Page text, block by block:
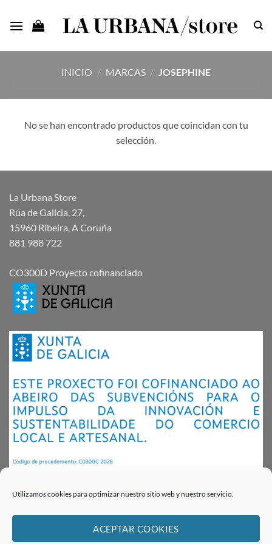
Utilizamos cookies para optimizar nuestro sitio web y nuestro servicio.
ACEPTAR COOKIES
INICIO / MARCAS / JOSEPHINE
No se han encontrado productos que coincidan con tu
selección.
La Urbana Store
Rúa de Galicia, 27,
15960 Ribeira, A Coruña
881 988 722
CO300D Proyecto cofinanciado